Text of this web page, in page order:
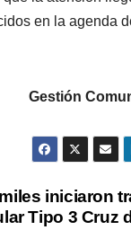
en la agenda
Gestión
iniciaron
Tipo 3 Cruz